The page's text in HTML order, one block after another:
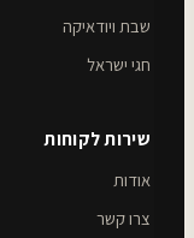
שבת ויודאיקה
חגי ישראל
שירות לקוחות
אודות
צרו קשר